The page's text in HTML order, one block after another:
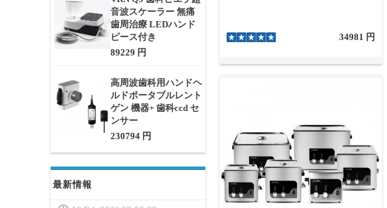
音波スケーラー 無痛
歯周治療 LEDハンド
ピース付き
89229 円
高周波歯科用ハンドヘ
ルドポータブルレント
ゲン 機器+ 歯科ccd セ
ンサー
230794 円
最新情報
34981 円